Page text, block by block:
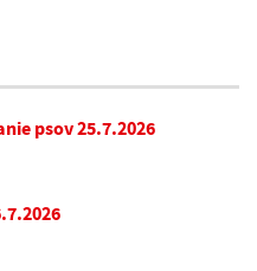
psov 25.7.2026